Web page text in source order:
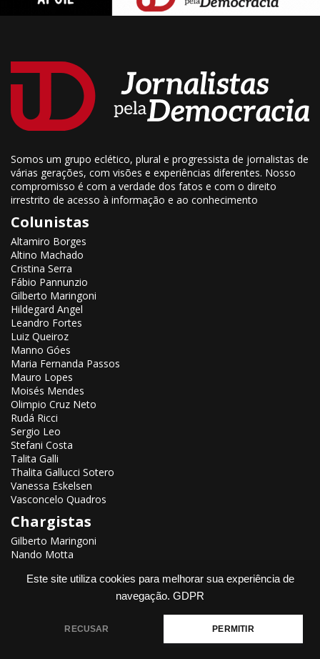
Este site utiliza cookies para melhorar sua experiência de
navegação. GDPR
RECUSAR PERMITIR
Somos um grupo eclético, plural e progressista de jornalistas de
várias gerações, com visões e experiências diferentes. Nosso
compromisso é com a verdade dos fatos e com o direito
irrestrito de acesso à informação e ao conhecimento
Colunistas
Altamiro Borges
Altino Machado
Cristina Serra
Fábio Pannunzio
Gilberto Maringoni
Hildegard Angel
Leandro Fortes
Luiz Queiroz
Manno Góes
Maria Fernanda Passos
Mauro Lopes
Moisés Mendes
Olimpio Cruz Neto
Rudá Ricci
Sergio Leo
Stefani Costa
Talita Galli
Thalita Gallucci Sotero
Vanessa Eskelsen
Vasconcelo Quadros
Chargistas
Gilberto Maringoni
Nando Motta